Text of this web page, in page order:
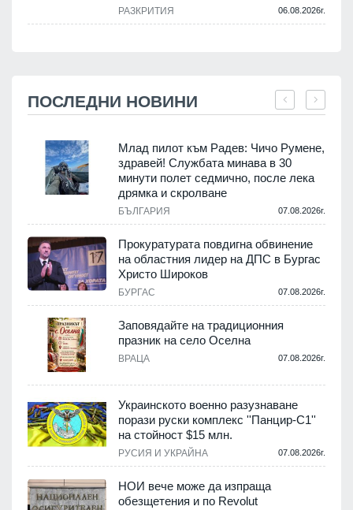
РАЗКРИТИЯ 06.08.2026г.
ПОСЛЕДНИ НОВИНИ
Млад пилот към Радев: Чичо Румене,
здравей! Службата минава в 30
минути полет седмично, после лека
дрямка и скролване
БЪЛГАРИЯ 07.08.2026г.
Прокуратурата повдигна обвинение
на областния лидер на ДПС в Бургас
Христо Широков
БУРГАС 07.08.2026г.
Заповядайте на традиционния
празник на село Оселна
ВРАЦА 07.08.2026г.
Украинското военно разузнаване
порази руски комплекс ''Панцир-С1''
на стойност $15 млн.
РУСИЯ И УКРАЙНА 07.08.2026г.
НОИ вече може да изпраща
обезщетения и по Revolut